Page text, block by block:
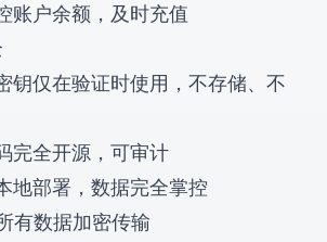
账户余额，及时充值
钥仅在验证时使用，不存储、不
完全开源，可审计
地部署，数据完全掌控
有数据加密传输